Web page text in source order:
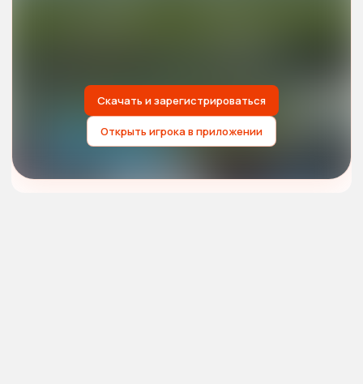
Скачать и зарегистрироваться
Открыть игрока в приложении